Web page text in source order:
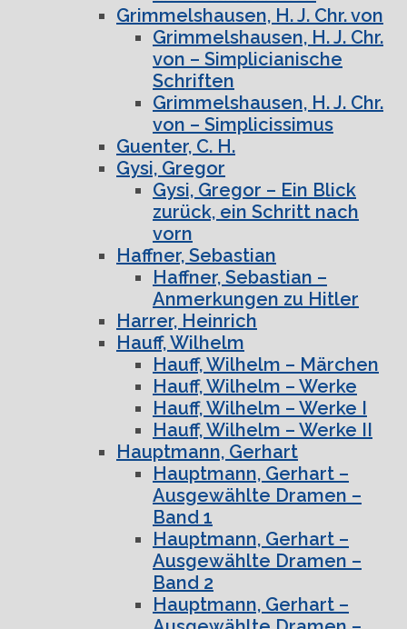
Grimmelshausen, H. J. Chr. von
Grimmelshausen, H. J. Chr.
von – Simplicianische
Schriften
Grimmelshausen, H. J. Chr.
von – Simplicissimus
Guenter, C. H.
Gysi, Gregor
Gysi, Gregor – Ein Blick
zurück, ein Schritt nach
vorn
Haffner, Sebastian
Haffner, Sebastian –
Anmerkungen zu Hitler
Harrer, Heinrich
Hauff, Wilhelm
Hauff, Wilhelm – Märchen
Hauff, Wilhelm – Werke
Hauff, Wilhelm – Werke I
Hauff, Wilhelm – Werke II
Hauptmann, Gerhart
Hauptmann, Gerhart –
Ausgewählte Dramen –
Band 1
Hauptmann, Gerhart –
Ausgewählte Dramen –
Band 2
Hauptmann, Gerhart –